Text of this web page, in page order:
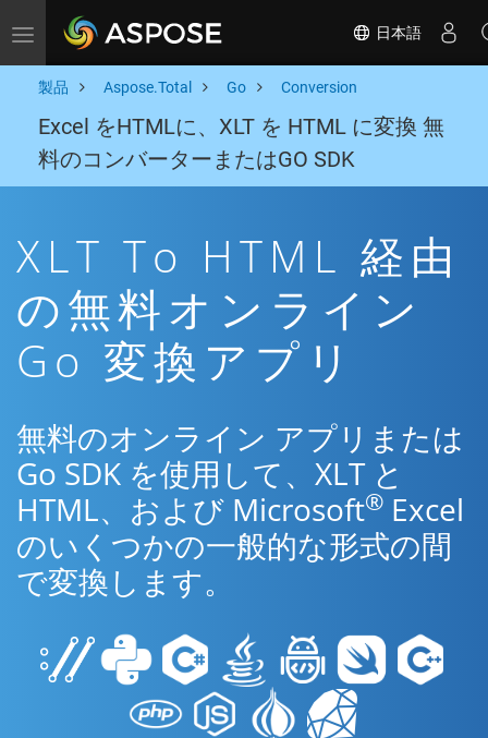
Toggle navigation 日本語
製品 Aspose.Total Go Conversion
Excel をHTMLに、XLT を HTML に変換 無
料のコンバーターまたはGO SDK
XLT To HTML 経由
の無料オンライン
Go 変換アプリ
無料のオンライン アプリまたは
Go SDK を使用して、XLT と
HTML、および Microsoft® Excel
のいくつかの一般的な形式の間
で変換します。